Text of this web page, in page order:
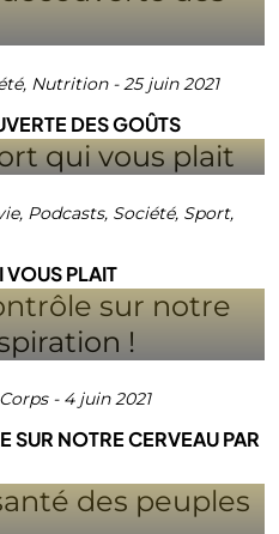
, Nutrition-25 juin 2021
DES GOÛTS
, Podcasts, Société, Sport,
VOUS PLAIT
Corps- 4 juin 2021
SUR NOTRE CERVEAU PAR